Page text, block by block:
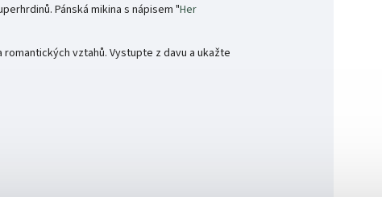
Pánská mikina s nápisem "Her
vztahů. Vystupte z davu a ukažte